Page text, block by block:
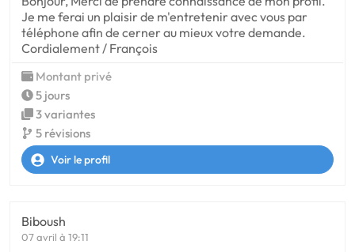
Je me ferai un plaisir de m'entretenir avec vous par
téléphone afin de cerner au mieux votre demande.
Cordialement / François
Montant privé
5 jours
3 variantes
5 révisions
Voir le profil
Biboush
07 avril à 19:11